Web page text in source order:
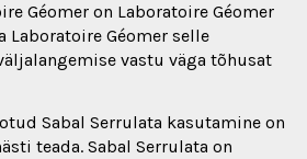
Géomer on Laboratoire Géomer
Géomer selle
vastu väga tõhusat
Sabal Serrulata kasutamine on
teada. Sabal Serrulata on